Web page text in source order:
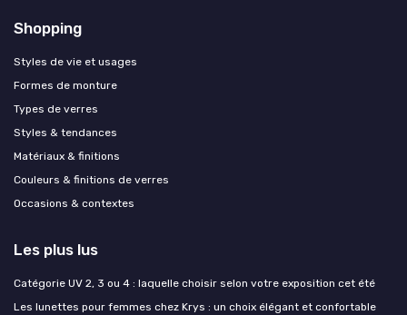
Shopping
Styles de vie et usages
Formes de monture
Types de verres
Styles & tendances
Matériaux & finitions
Couleurs & finitions de verres
Occasions & contextes
Les plus lus
Catégorie UV 2, 3 ou 4 : laquelle choisir selon votre exposition cet été
Les lunettes pour femmes chez Krys : un choix élégant et confortable